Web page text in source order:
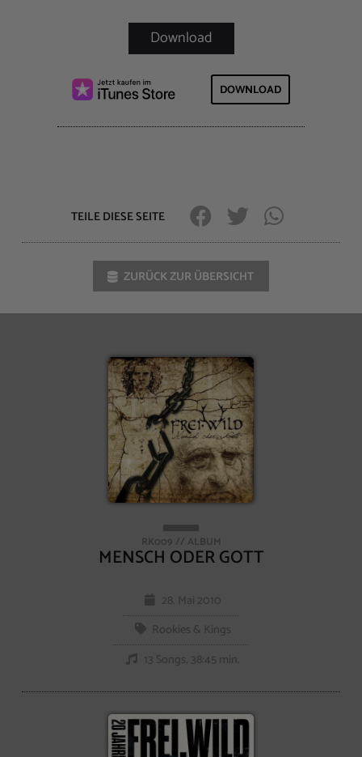
DOWNLOAD
TEILE DIESE SEITE
ZURÜCK ZUR ÜBERSICHT
RK009 // ALBUM
MENSCH ODER GOTT
28. Mai 2010
Rookies & Kings
13 Songs, 38:45 min.